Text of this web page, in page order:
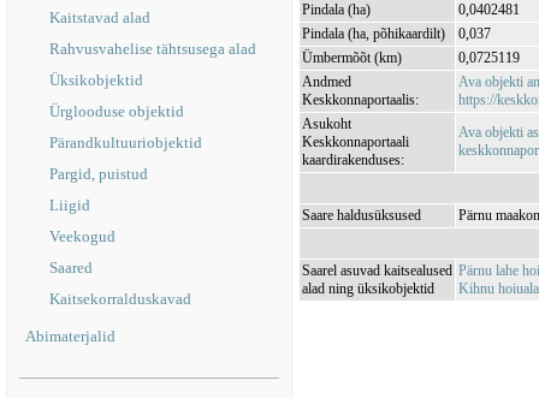
Kaitstavad alad
Rahvusvahelise tähtsusega alad
Üksikobjektid
Ürglooduse objektid
Pärandkultuuriobjektid
Pargid, puistud
Liigid
Veekogud
Saared
Kaitsekorralduskavad
Abimaterjalid
Pindala (ha)
0,0402481
Pindala (ha, põhikaardilt)
0,037
Ümbermõõt (km)
0,0725119
Andmed
Keskkonnaportaalis:
Ava objekti
https://
Asukoht
Keskkonnaportaali
kaardirakenduses:
Ava objekti
Saare haldusüksused Pärnu
Saarel asuvad kaitsealused
alad ning üksikobjektid
Pärnu lahe
Kihnu